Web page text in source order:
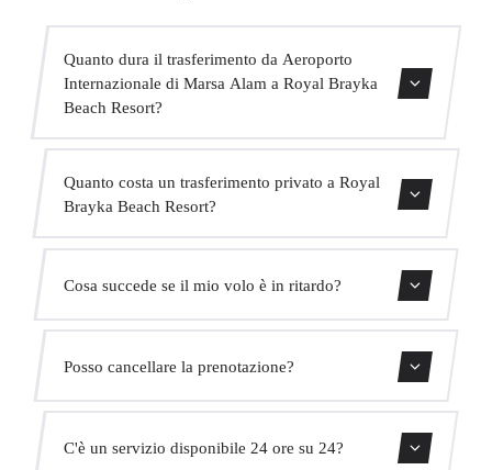
Quanto dura il trasferimento da Aeroporto
Internazionale di Marsa Alam a Royal Brayka
Beach Resort?
Quanto costa un trasferimento privato a Royal
Brayka Beach Resort?
prezzo fisso immediato. Senza costi nascosti.
Cosa succede se il mio volo è in ritardo?
adatterà automaticamente l'orario di ritiro senza costi
aggiuntivi.
Posso cancellare la prenotazione?
Sì, puoi cancellare gratuitamente fino a 24 ore prima del
ritiro.
C'è un servizio disponibile 24 ore su 24?